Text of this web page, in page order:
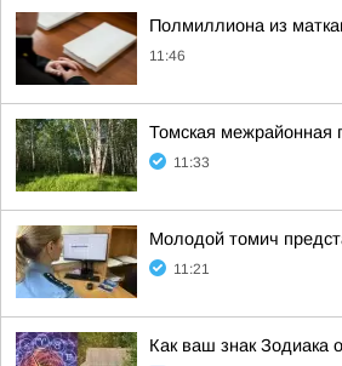
Полмиллиона из
11:46
Томская межрайонная
11:33
Молодой томич
11:21
Как ваш знак Зодиака